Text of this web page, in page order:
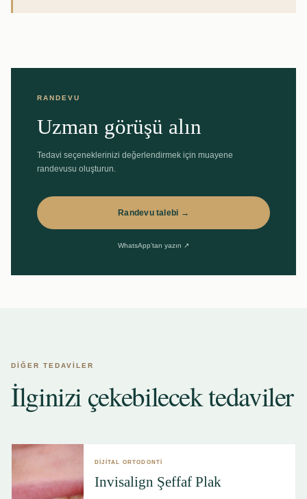
RANDEVU
Uzman görüşü alın
Tedavi seçeneklerinizi değerlendirmek için muayene
randevusu oluşturun.
Randevu talebi →
WhatsApp’tan yazın ↗
DİĞER TEDAVİLER
İlginizi çekebilecek tedaviler
DİJİTAL ORTODONTİ
Invisalign Şeffaf Plak